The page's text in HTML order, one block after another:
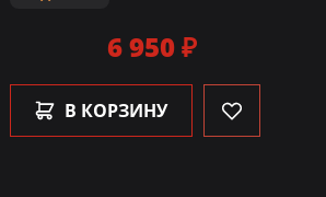
6 950 ₽
В КОРЗИНУ